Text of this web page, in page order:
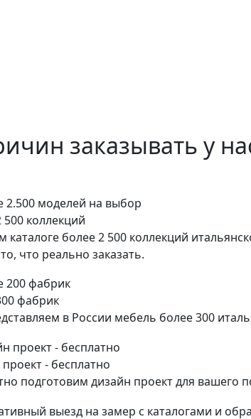
заказывать у
500 коллекций
каталоге более 2 500 коллекций
что реально заказать.
фабрик
в России мебель более 300
- бесплатно
подготовим дизайн проект для вашего